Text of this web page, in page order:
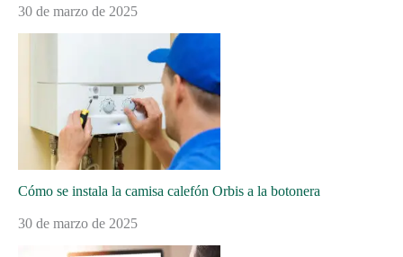
30 de marzo de 2025
Cómo se instala la camisa calefón Orbis a la botonera
30 de marzo de 2025